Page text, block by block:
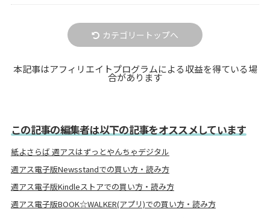
カテゴリートップへ
本記事はアフィリエイトプログラムによる収益を得ている場
合があります
この記事の編集者は以下の記事をオススメしています
紙よさらば 週アスはずっとやんちゃデジタル
週アス電子版Newsstandでの買い方・読み方
週アス電子版Kindleストアでの買い方・読み方
週アス電子版BOOK☆WALKER(アプリ)での買い方・読み方